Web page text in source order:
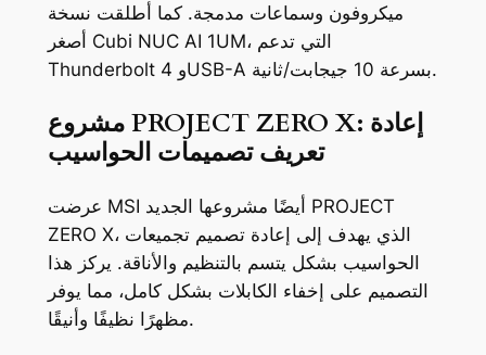
ميكروفون وسماعات مدمجة. كما أطلقت نسخة
أصغر Cubi NUC AI 1UM، التي تدعم
Thunderbolt 4 وUSB-A بسرعة 10 جيجابت/ثانية.
مشروع PROJECT ZERO X: إعادة
تعريف تصميمات الحواسيب
عرضت MSI أيضًا مشروعها الجديد PROJECT
ZERO X، الذي يهدف إلى إعادة تصميم تجميعات
الحواسيب بشكل يتسم بالتنظيم والأناقة. يركز هذا
التصميم على إخفاء الكابلات بشكل كامل، مما يوفر
مظهرًا نظيفًا وأنيقًا.